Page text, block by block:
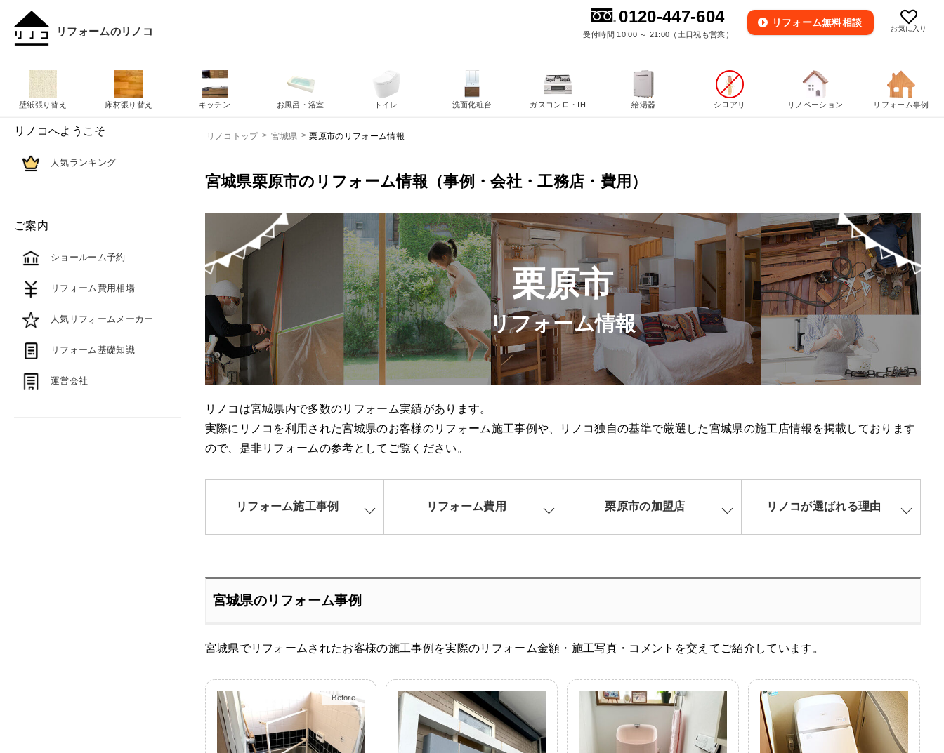
リフォームのリノコ お気に入り
0120-447-604
受付時間 10:00 ～ 21:00（土日祝も営業）
リフォーム無料相談
リノコトップ 宮城県 栗原市のリフォーム情報
宮城県栗原市のリフォーム情報（事例・会社・工務店・費用）
栗原市
リフォーム情報
リノコは宮城県内で多数のリフォーム実績があります。
実際にリノコを利用された宮城県のお客様のリフォーム施工事例や、リノコ独自の基準で厳選した宮城県の施工店情報を掲載しております
ので、是非リフォームの参考としてご覧ください。
リフォーム施工事例 リフォーム費用 栗原市の加盟店 リノコが選ばれる理由
宮城県のリフォーム事例
宮城県でリフォームされたお客様の施工事例を実際のリフォーム金額・施工写真・コメントを交えてご紹介しています。
Before
After
壁紙張り替え 床材張り替え キッチン お風呂・浴室 トイレ 洗面化粧台 ガスコンロ・IH 給湯器 シロアリ リノベーション リフォーム事例
リノコへようこそ
人気ランキング
ご案内
ショールーム予約
リフォーム費用相場
人気リフォームメーカー
リフォーム基礎知識
運営会社